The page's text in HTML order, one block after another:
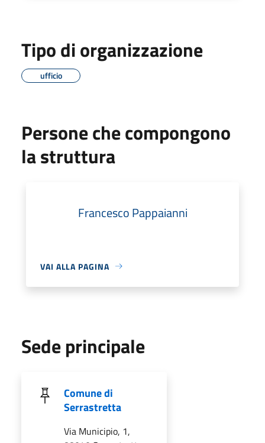
Tipo di organizzazione
ufficio
Persone che compongono
la struttura
Francesco Pappaianni
VAI ALLA PAGINA
Sede principale
Comune di
Serrastretta
Via Municipio, 1,